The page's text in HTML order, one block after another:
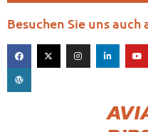
Besuchen Sie uns auch